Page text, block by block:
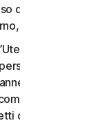
dei Servizi
durante il
non può,
quanto
che per scopi
consentito
derivati basati